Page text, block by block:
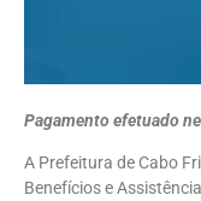
Pagamento efetuado
A Prefeitura de Cabo
Benefícios e